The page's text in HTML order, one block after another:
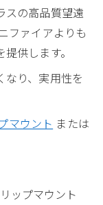
スの高品質望遠
ファイアよりも
供します。
なり、実用性を
マウント または
ップマウント